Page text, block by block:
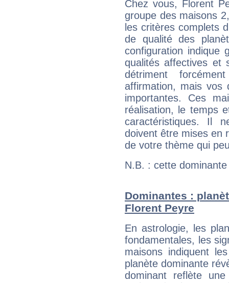
Chez vous, Florent
groupe des maisons
les critères complets
de qualité des
configuration indique
qualités affectives et
détriment
affirmation, mais
importantes. Ces
réalisation, le temps
caractéristiques. Il
doivent être mises en
de votre thème qui
N.B. : cette
Dominantes :
Florent Peyre
En astrologie, les
fondamentales, les
maisons indiquent
planète dominante
dominant reflète